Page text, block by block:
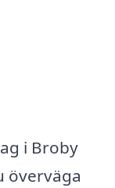
i Broby
överväga